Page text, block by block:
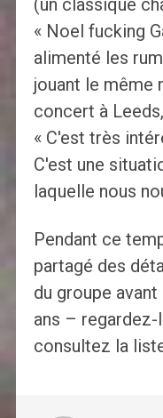
« Noel fucking
alimenté les
jouant le même
concert à
« C'est très
C'est une
laquelle nous
Pendant ce
partagé des
du groupe
ans –
consultez la